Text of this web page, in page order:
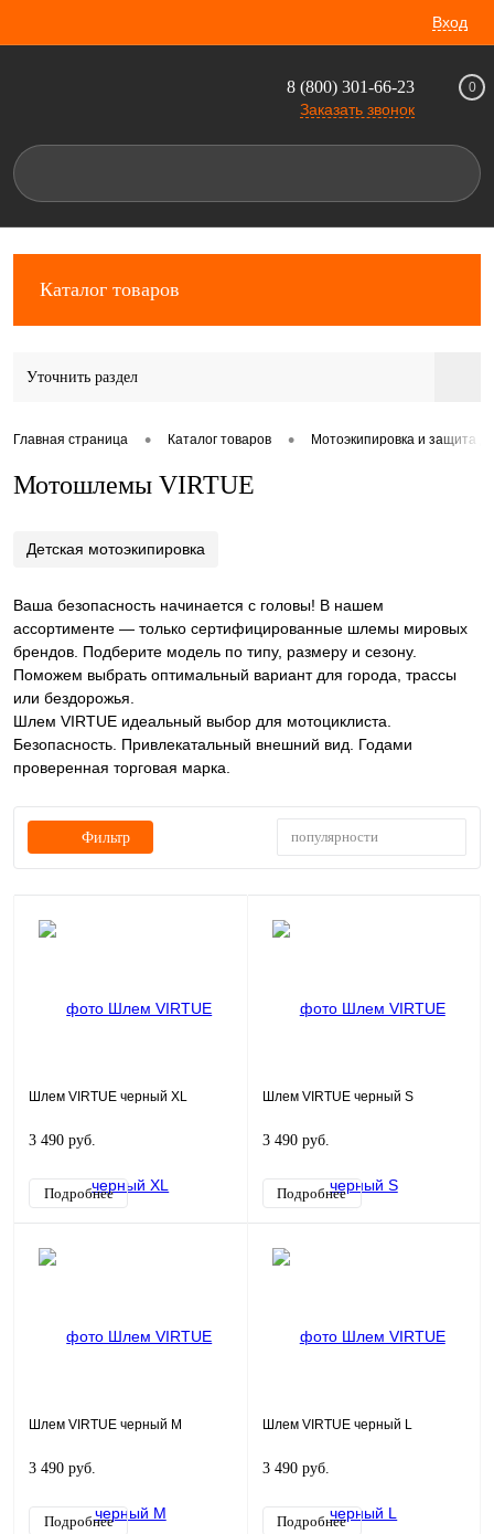
Вход
8 (800) 301-66-23
Заказать звонок
0
Каталог товаров
Уточнить раздел
Главная страница • Каталог товаров • Мотоэкипировка и защита
Мотошлемы VIRTUE
Детская мотоэкипировка
Ваша безопасность начинается с головы! В нашем
ассортименте — только сертифицированные шлемы мировых
брендов. Подберите модель по типу, размеру и сезону.
Поможем выбрать оптимальный вариант для города, трассы
или бездорожья.
Шлем VIRTUE идеальный выбор для мотоциклиста.
Безопасность. Привлекатальный внешний вид. Годами
проверенная торговая марка.
Фильтр популярности
Шлем VIRTUE черный XL
3 490 руб.
Подробнее
Шлем VIRTUE черный S
3 490 руб.
Подробнее
Шлем VIRTUE черный M
3 490 руб.
Подробнее
Шлем VIRTUE черный L
3 490 руб.
Подробнее